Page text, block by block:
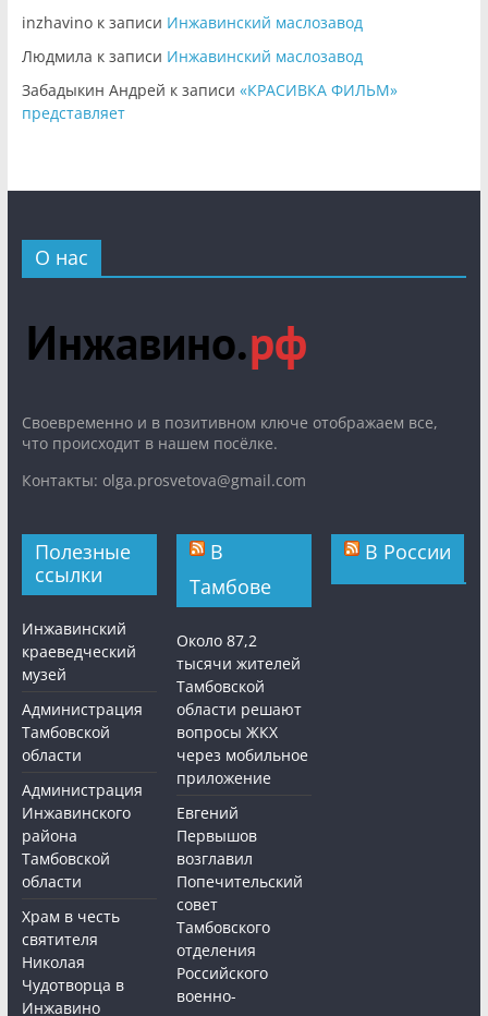
inzhavinoк записи Инжавинский маслозавод
Людмила к записи Инжавинский маслозавод
Забадыкин Андрей к записи «КРАСИВКА ФИЛЬМ»
представляет
О нас
Cвоевременно и в позитивном ключе отображаем все,
что происходит в нашем посёлке.
Контакты: olga.prosvetova@gmail.com
Полезные
ссылки
Инжавинский
краеведческий
музей
Администрация
Тамбовской
области
Администрация
Инжавинского
района
Тамбовской
области
Храм в честь
святителя
Николая
Чудотворца в
Инжавино
В
Тамбове
Около 87,2
тысячи жителей
Тамбовской
области решают
вопросы ЖКХ
через мобильное
приложение
Евгений
Первышов
возглавил
Попечительский
совет
Тамбовского
отделения
Российского
военно-
В России